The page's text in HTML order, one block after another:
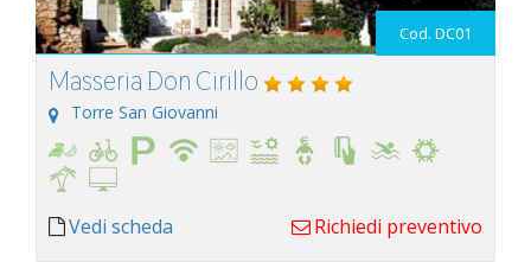
Cod. DC01
Masseria Don Cirillo
Torre San Giovanni
Vedi scheda Richiedi preventivo